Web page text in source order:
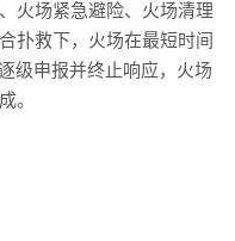
火场紧急避险、火场清理
扑救下，火场在最短时间
级申报并终止响应，火场
。